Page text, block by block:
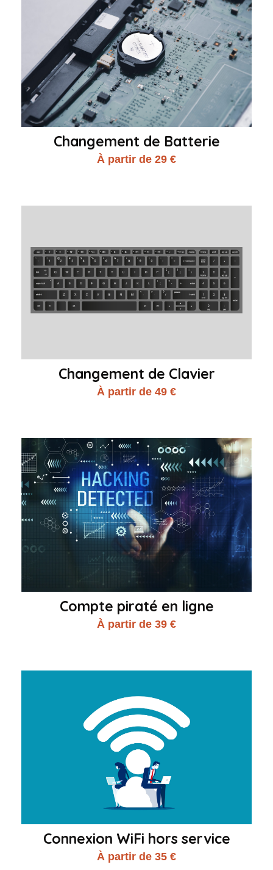
Changement de Batterie
À partir de 29 €
Changement de Clavier
À partir de 49 €
Compte piraté en ligne
À partir de 39 €
Connexion WiFi hors service
À partir de 35 €